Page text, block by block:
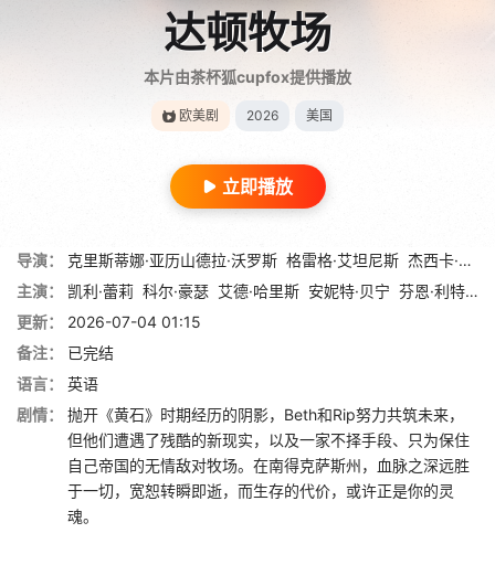
达顿牧场
本片由茶杯狐cupfox提供播放
欧美剧 2026 美国
立即播放
导演： 克里斯蒂娜·亚历山德拉·沃罗斯 格雷格·艾坦尼斯 杰西卡·洛瑞
主演：
凯利·蕾莉 科尔·豪瑟 艾德·哈里斯 安妮特·贝宁 芬恩·利特 胡
更新：
2026-07-04 01:15
备注：
已完结
语言：
英语
剧情：
抛开《黄石》时期经历的阴影，Beth和Rip努力共筑未来，
但他们遭遇了残酷的新现实，以及一家不择手段、只为保住
自己帝国的无情敌对牧场。在南得克萨斯州，血脉之深远胜
于一切，宽恕转瞬即逝，而生存的代价，或许正是你的灵
魂。